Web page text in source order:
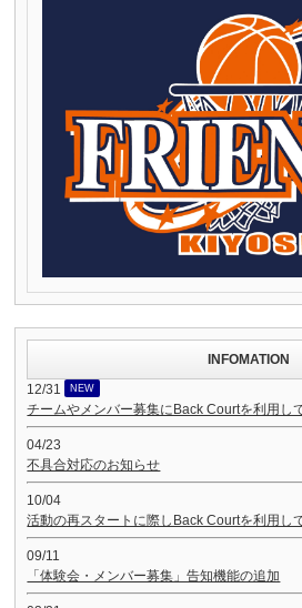
INFOMATION
12/31
NEW
チームやメンバー募集にBack Courtを利用し
04/23
不具合対応のお知らせ
10/04
活動の再スタートに際しBack Courtを利用し
09/11
「体験会・メンバー募集」告知機能の追加